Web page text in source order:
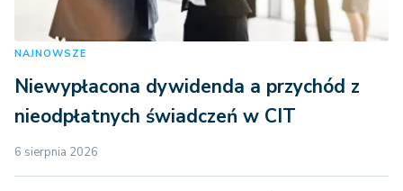
NAJNOWSZE
Niewypłacona dywidenda a przychód z
nieodpłatnych świadczeń w CIT
6 sierpnia 2026